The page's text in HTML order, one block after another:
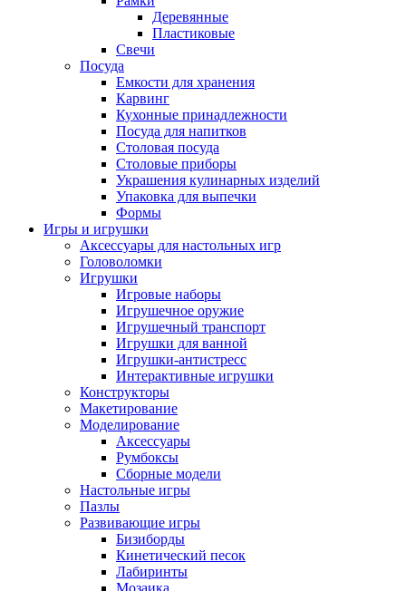
Деревянные
Пластиковые
Свечи
Посуда
Емкости для хранения
Карвинг
Кухонные принадлежности
Посуда для напитков
Столовая посуда
Столовые приборы
Украшения кулинарных изделий
Упаковка для выпечки
Формы
Игры и игрушки
Аксессуары для настольных игр
Головоломки
Игрушки
Игровые наборы
Игрушечное оружие
Игрушечный транспорт
Игрушки для ванной
Игрушки-антистресс
Интерактивные игрушки
Конструкторы
Макетирование
Моделирование
Аксессуары
Румбоксы
Сборные модели
Настольные игры
Пазлы
Развивающие игры
Бизиборды
Кинетический песок
Лабиринты
Мозаика